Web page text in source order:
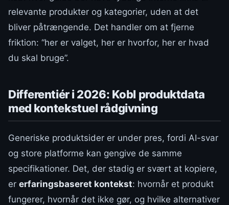
relevante produkter og kategorier, uden at det
bliver påtrængende. Det handler om at fjerne
friktion: “her er valget, her er hvorfor, her er hvad
du skal bruge”.
Differentiér i 2026: Kobl produktdata
med kontekstuel rådgivning
Generiske produktsider er under pres, fordi AI-svar
og store platforme kan gengive de samme
specifikationer. Det, der stadig er svært at kopiere,
er erfaringsbaseret kontekst: hvornår et produkt
fungerer, hvornår det ikke gør, og hvilke alternativer